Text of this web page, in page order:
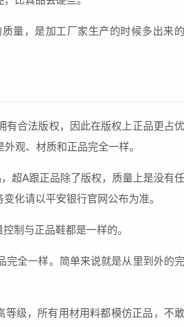
量，是加工厂家生产的时候多出来的
有合法版权，因此在版权上正品更占优
观、材质和正品完全一样。
超A跟正品除了版权，质量上是没有任
化请以平安银行官网公布为准。
制与正品鞋都是一样的。
完全一样。简单来说就是从里到外的完
级，所有用材用料都模仿正品，不敢